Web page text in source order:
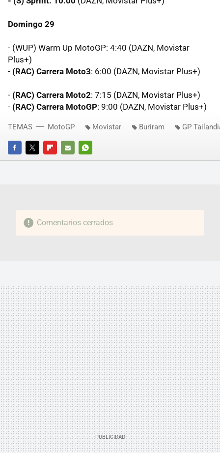
Domingo 29
- (WUP) Warm Up MotoGP: 4:40 (DAZN, Movistar
Plus+)
- (RAC) Carrera Moto3: 6:00 (DAZN, Movistar Plus+)
- (RAC) Carrera Moto2: 7:15 (DAZN, Movistar Plus+)
- (RAC) Carrera MotoGP: 9:00 (DAZN, Movistar Plus+)
FACEBOOKTWITTERFLIPBOARD
E-
WHATSAPP
TEMAS MotoGP Movistar Buriram GP
Comentarios cerrados